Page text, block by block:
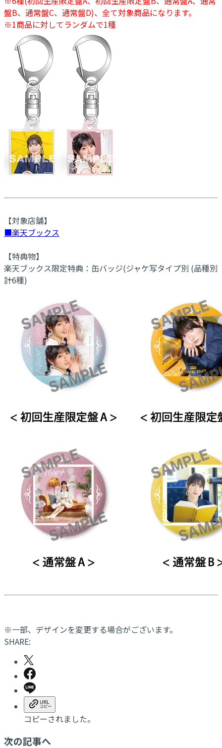
盤B、通常盤C、通常盤D)、全て対象商品になります。
※1商品に対してランダムで1種
【対象店舗】
■楽天ブックス
【特典物】
楽天ブックス限定特典：缶バッジ(ジャケ写タイプ別 (品種別
計6種)
※一部、デザインを変更する場合がございます。
SHARE:
コピーされました。
次の記事へ